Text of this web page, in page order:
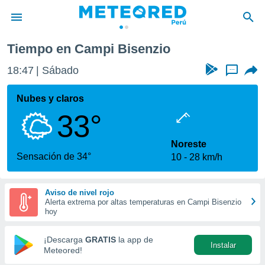
de
ha sido
calidad.
a este
las
y
forma
digital
basada
Tiempo en Campi Bisenzio
18:47 Sábado ...
Nubes y claros
33°
Sensación de 34°
Noreste
10
28 km/h
Aviso de nivel rojo
Alerta extrema por altas temperaturas en Campi Bisenzio
hoy
¡Descarga GRATIS la app de
Meteored!
Instalar